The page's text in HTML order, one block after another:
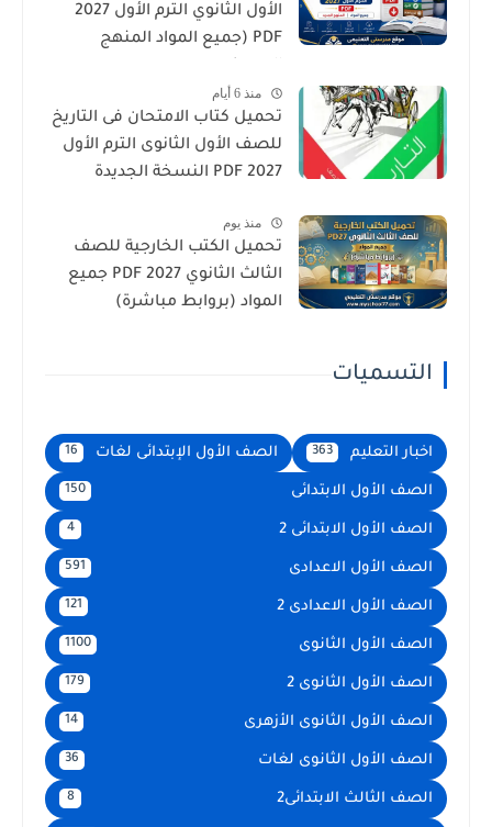
الأول الثانوي الترم الأول 2027
PDF (جميع المواد المنهج
منذ 6 أيام
تحميل كتاب الامتحان فى التاريخ
للصف الأول الثانوى الترم الأول
2027 PDF النسخة الجديدة
منذ يوم
تحميل الكتب الخارجية للصف
الثالث الثانوي 2027 PDF جميع
المواد (بروابط مباشرة)
التسميات
اخبار التعليم 363 الصف الأول الإبتدائى لغات 16
الصف الأول الابتدائى 150
الصف الأول الابتدائى 2 4
الصف الأول الاعدادى 591
الصف الأول الاعدادى 2 121
الصف الأول الثانوى 1100
الصف الأول الثانوى 2 179
الصف الأول الثانوى الأزهرى 14
الصف الأول الثانوى لغات 36
الصف الثالث الابتدائى2 8